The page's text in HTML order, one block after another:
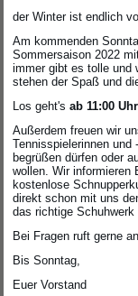
der Winter ist endlich
Am kommenden
Sommersaison 2022
immer gibt es tolle und
stehen der Spaß und
Los geht'sab 11:00 Uhr
Außerdem freuen wir
Tennisspielerinnen und
begrüßen dürfen oder
wollen. Wir informieren
kostenlose
direkt schon mit uns
das richtige Schuhwerk
Bei Fragen ruft gerne
Bis Sonntag,
Euer Vorstand